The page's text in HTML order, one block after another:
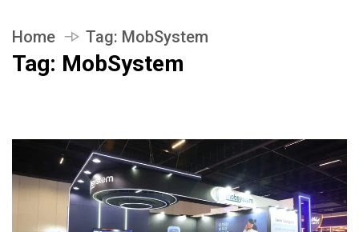
Home Tag: MobSystem
Tag: MobSystem